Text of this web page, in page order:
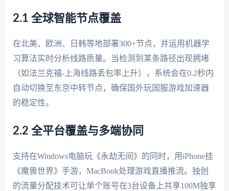
2.1 全球智能节点覆盖
在北美、欧洲、日韩等地部署300+节点，并运用机器学
习算法实时分析线路质量。当检测到某条路径出现拥堵
（如法兰克福-上海线路丢包率上升），系统会在0.2秒内
自动切换至东京中转节点，确保国外玩国服游戏加速器
的稳定性。
2.2 全平台覆盖与多端协同
支持在Windows电脑玩《永劫无间》的同时，用iPhone挂
《魔兽世界》手游，MacBook处理游戏直播推流。独创
的流量分配技术可让单个账号在3台设备上共享100M独享